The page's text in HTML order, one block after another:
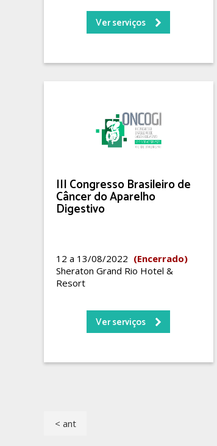
Ver serviços
III Congresso Brasileiro de
Câncer do Aparelho
Digestivo
12 a 13/08/2022 (Encerrado)
Sheraton Grand Rio Hotel &
Resort
Ver serviços
< ant